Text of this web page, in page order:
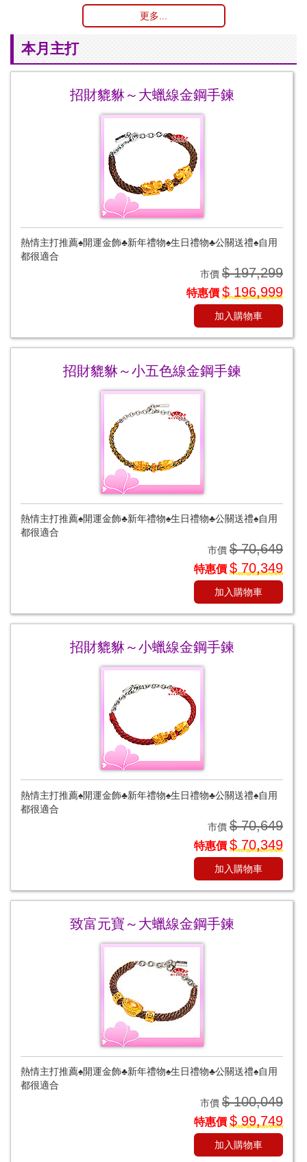
更多...
本月主打
招財貔貅～大蠟線金鋼手鍊
熱情主打推薦♠開運金飾♣新年禮物♠生日禮物♣公關送禮♠自用
都很適合
市價 $ 197,299
特惠價 $ 196,999
加入購物車
招財貔貅～小五色線金鋼手鍊
熱情主打推薦♠開運金飾♣新年禮物♠生日禮物♣公關送禮♠自用
都很適合
市價 $ 70,649
特惠價 $ 70,349
加入購物車
招財貔貅～小蠟線金鋼手鍊
熱情主打推薦♠開運金飾♣新年禮物♠生日禮物♣公關送禮♠自用
都很適合
市價 $ 70,649
特惠價 $ 70,349
加入購物車
致富元寶～大蠟線金鋼手鍊
熱情主打推薦♠開運金飾♣新年禮物♠生日禮物♣公關送禮♠自用
都很適合
市價 $ 100,049
特惠價 $ 99,749
加入購物車